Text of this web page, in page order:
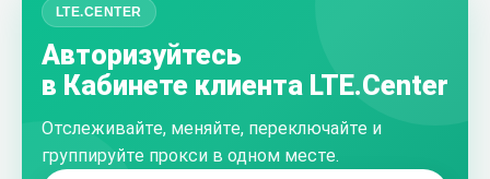
LTE.CENTER
Авторизуйтесь
в Кабинете клиента LTE.Center
Отслеживайте, меняйте, переключайте и
группируйте прокси в одном месте.